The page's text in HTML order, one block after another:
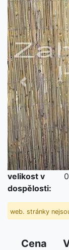
Předchozí
velikost v
dospělosti:
web. stránky
Cena